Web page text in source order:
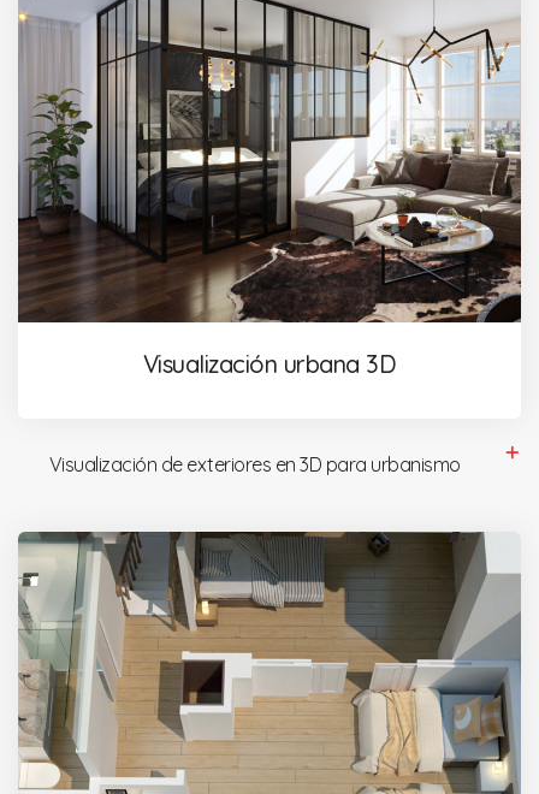
Visualización urbana 3D
Visualización de exteriores en 3D para urbanismo